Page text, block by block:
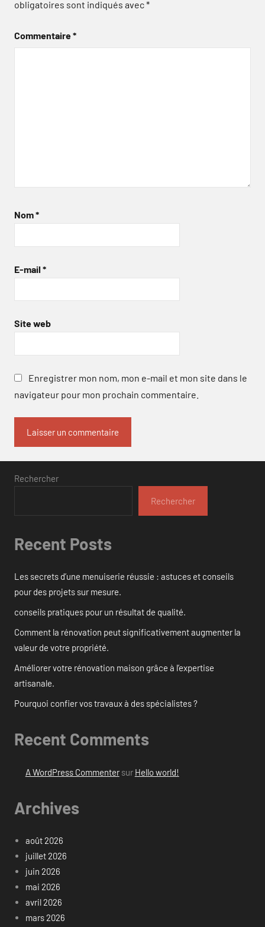
obligatoires sont indiqués avec*
Commentaire*
Nom*
E-mail *
Site web
Enregistrer mon nom, mon e-mail et mon site dans le
navigateur pour mon prochain commentaire.
Rechercher
Rechercher
Recent Posts
Les secrets d’une menuiserie réussie : astuces et conseils
pour des projets sur mesure.
conseils pratiques pour un résultat de qualité.
Comment la rénovation peut significativement augmenter la
valeur de votre propriété.
Améliorer votre rénovation maison grâce à l’expertise
artisanale.
Pourquoi confier vos travaux à des spécialistes ?
Recent Comments
A WordPress Commentersur Hello world!
Archives
août 2026
juillet 2026
juin 2026
mai 2026
avril 2026
mars 2026